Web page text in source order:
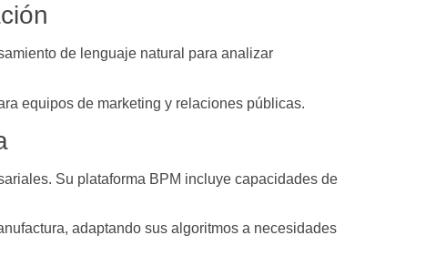
de lenguaje natural para analizar
equipos de marketing y relaciones públicas.
Su plataforma BPM incluye capacidades de
adaptando sus algoritmos a necesidades